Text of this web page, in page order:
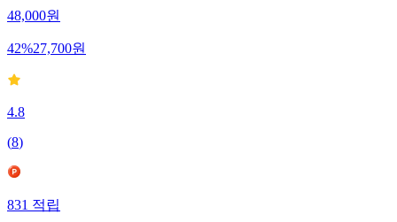
48,000원
42%27,700원
4.8
(8)
831적립